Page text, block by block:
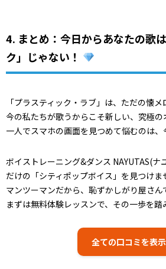
4. まとめ：今日からあなたの歌
ク」じゃない！
「プラスティック・ラブ」は、ただの懐メ
今の私たちが歌うからこそ新しい、究極の
一人でスマホの画面を見つめて悩むのは、
ボイストレーニング&ダンス NAYUTAS(ナ
だけの「シティポップボイス」を見つけま
マンツーマンだから、恥ずかしがり屋さん
まずは無料体験レッスンで、その一歩を踏
全ての口コミを表